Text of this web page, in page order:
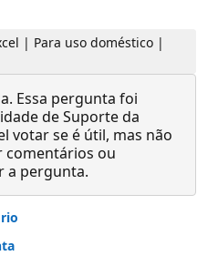
| Para uso doméstico |
Essa pergunta foi
de Suporte da
votar se é útil, mas não
comentários ou
a pergunta.